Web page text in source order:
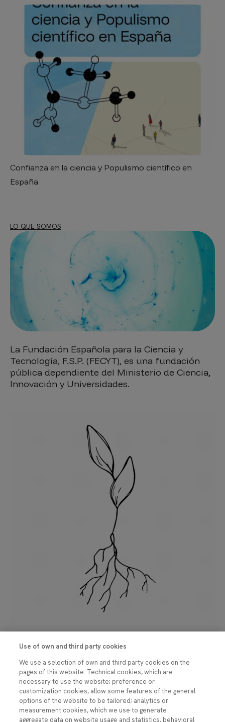
Confianza en la ciencia y Populismo científico en
España
LO QUE SOMOS
La Fundación Española para la Ciencia y
Tecnología, F.S.P. (FECYT), es una fundación
pública dependiente del Ministerio de Ciencia,
Innovación y Universidades.
Impulsamos los cambios culturales necesarios para
reforzar el diálogo y compromiso entre ciencia,
sociedad y gestión pública. Lo hacemos a través del
estímulo de la ciencia abierta, la ciencia para las
políticas públicas, la comunicación social de la ciencia
Use of own and third party cookies
We use a selection of own and third party cookies on the
pages of this website: Technical cookies, which are
necessary to use the website; preference or
customization cookies, allow some features of the general
options of the website to be tailored; analytics or
measurement cookies, which we use to generate
aggregate data on website usage and statistics, behavioral